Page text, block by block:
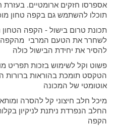
אספרסו חזקים ארומטיים.
תוכלו להשתמש גם בקפה טחון
תכונת טרום בישול - הקפה הטחון
לשחרר את הטעם המרבי מהקפה
להסיר את יחידת הבישול כולה
פשוט וקל לשימוש בזכות תפריט
הטקסט תומכת בהוראות ברורות
אוטומטי של המכונה
מיכל חלב חיצוני קל להסרה
החלב הנפרדת ניתנת לניקיון
הקפה